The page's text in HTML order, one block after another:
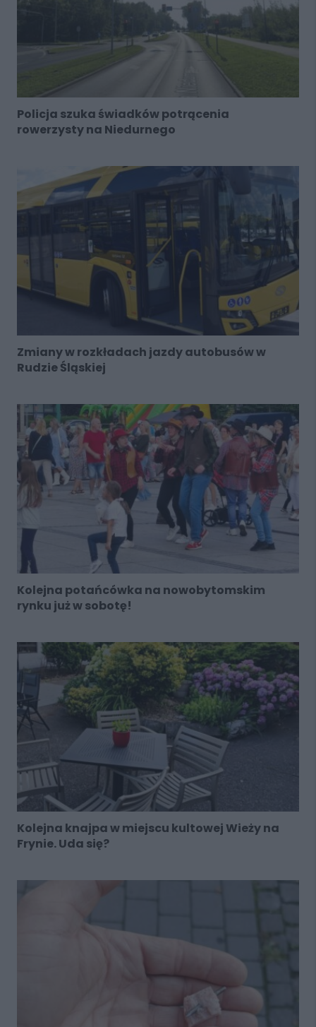
Policja szuka świadków potrącenia
rowerzysty na Niedurnego
Zmiany w rozkładach jazdy autobusów w
Rudzie Śląskiej
Kolejna potańcówka na nowobytomskim
rynku już w sobotę!
Kolejna knajpa w miejscu kultowej Wieży na
Frynie. Uda się?